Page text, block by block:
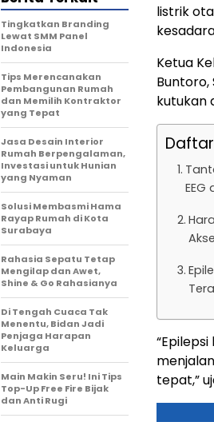
listrik
Ketua
Buntoro,
kutukan
EEG
tepat,”
Tingkatkan Branding
Lewat SMM Panel
Indonesia
Tips Merencanakan
Pembangunan Rumah
dan Memilih Kontraktor
yang Tepat
Jasa Desain Interior
Rumah Berpengalaman,
Investasi untuk Hunian
yang Nyaman
Solusi Membasmi Hama
Rayap Rumah di Kota
Surabaya
Rahasia Sepatu Tetap
Mengilap dan Awet,
Shine & Go Rahasianya
Di Tengah Cuaca Tak
Menentu, Bidan Jadi
Penjaga Harapan
Keluarga
Main Makin Seru! Ini Tips
Top-Up Free Fire Bijak
dan Anti Rugi